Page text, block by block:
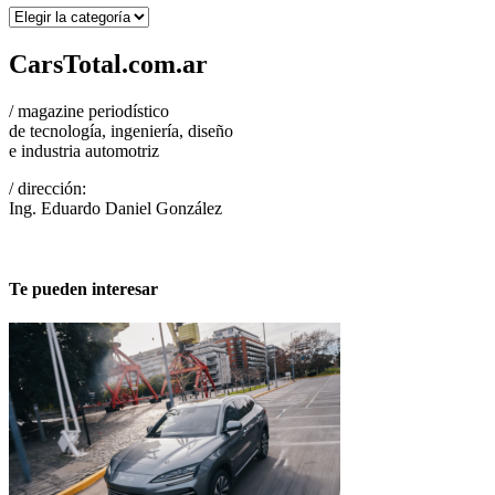
Categorías
CarsTotal.com.ar
/ magazine periodístico
de tecnología, ingeniería, diseño
e industria automotriz
/ dirección:
Ing. Eduardo Daniel González
Te pueden interesar